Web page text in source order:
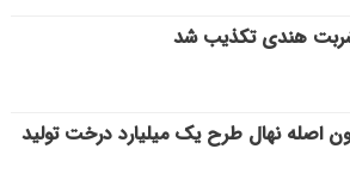
شربت هندی تکذیب شد
اصله نهال طرح یک میلیارد درخت تولید